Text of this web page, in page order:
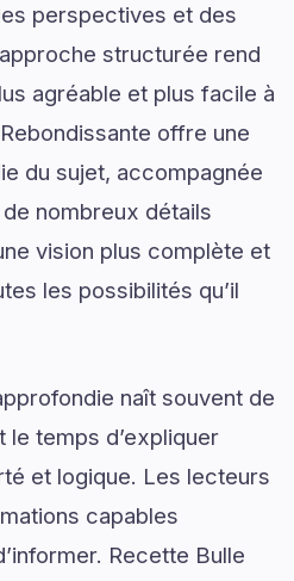
perspectives et des
structurée rend
agréable et plus facile à
offre une
du sujet, accompagnée
nombreux détails
vision plus complète et
les possibilités qu’il
naît souvent de
le temps d’expliquer
et logique. Les lecteurs
capables
Recette Bulle